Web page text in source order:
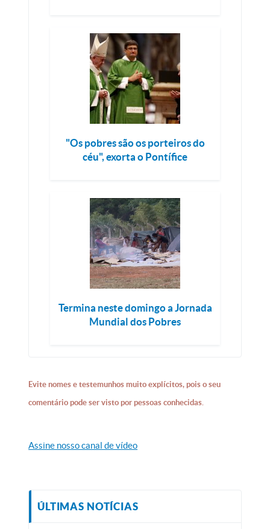
"Os pobres são os porteiros do
céu", exorta o Pontífice
Termina neste domingo a Jornada
Mundial dos Pobres
Evite nomes e testemunhos muito explícitos, pois o seu
comentário pode ser visto por pessoas conhecidas.
Assine nosso canal de vídeo
ÚLTIMAS NOTÍCIAS